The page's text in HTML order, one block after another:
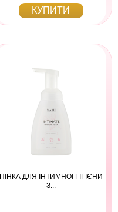
КУПИТИ
ПІНКА ДЛЯ ІНТИМНОЇ ГІГІЄНИ
З...